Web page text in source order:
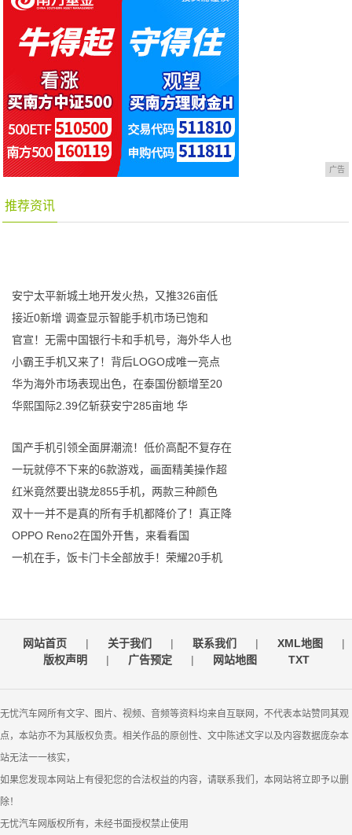
广告
推荐资讯
安宁太平新城土地开发火热，又推326亩低
接近0新增 调查显示智能手机市场已饱和
官宣！无需中国银行卡和手机号，海外华人也
小霸王手机又来了！背后LOGO成唯一亮点
华为海外市场表现出色，在泰国份额增至20
华熙国际2.39亿斩获安宁285亩地 华
国产手机引领全面屏潮流！低价高配不复存在
一玩就停不下来的6款游戏，画面精美操作超
红米竟然要出骁龙855手机，两款三种颜色
双十一并不是真的所有手机都降价了！真正降
OPPO Reno2在国外开售，来看看国
一机在手，饭卡门卡全部放手！荣耀20手机
网站首页 | 关于我们 | 联系我们 | XML地图
|
版权声明
| 广告预定 | 网站地图 TXT
无忧汽车网所有文字、图片、视频、音频等资料均来自互联网，不代表本站赞同其观
点，本站亦不为其版权负责。相关作品的原创性、文中陈述文字以及内容数据庞杂本
站无法一一核实，
如果您发现本网站上有侵犯您的合法权益的内容，请联系我们，本网站将立即予以删
除！
无忧汽车网版权所有，未经书面授权禁止使用